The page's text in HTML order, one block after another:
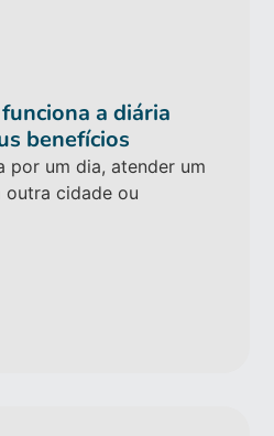
a diária
benefícios
por um dia, atender um
cidade ou